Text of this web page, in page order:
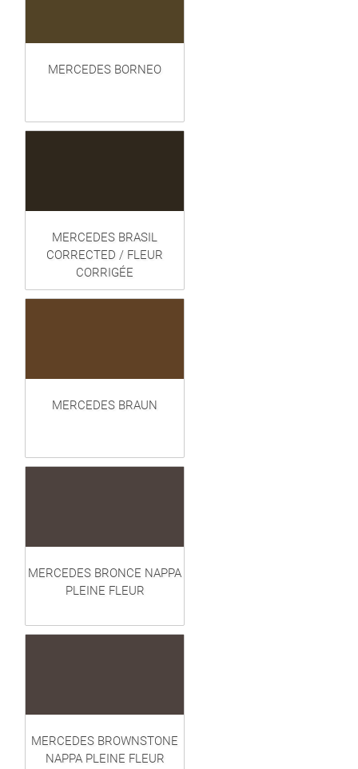
MERCEDES BORNEO
MERCEDES BRASIL
CORRECTED / FLEUR
CORRIGÉE
MERCEDES BRAUN
MERCEDES BRONCE NAPPA
PLEINE FLEUR
MERCEDES BROWNSTONE
NAPPA PLEINE FLEUR